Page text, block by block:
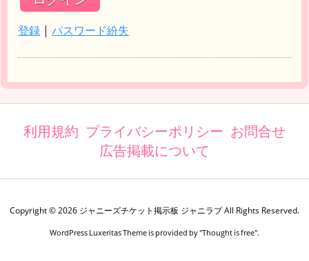
登録 | パスワード紛失
利用規約 プライバシーポリシー お問合せ
広告掲載について
Copyright ©2026 ジャニーズチケット掲示板 ジャニラブAll Rights Reserved.
WordPress Luxeritas Theme is provided by "Thought is free".